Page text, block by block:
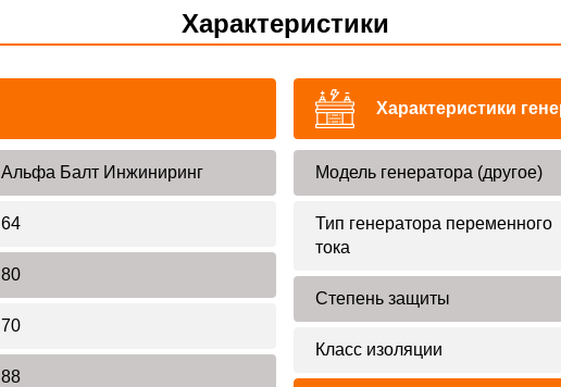
Характеристики
Альфа Балт Инжиниринг
64
80
70
88
Характеристики
Модель генератора (другое)
Тип генератора переменного
тока
Степень защиты
Класс изоляции